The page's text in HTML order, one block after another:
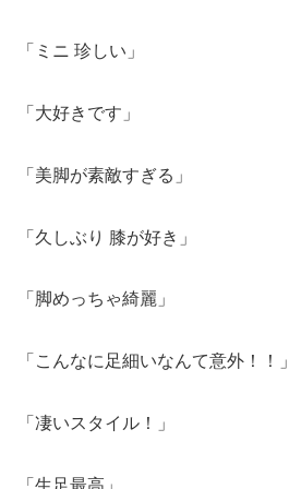
「ミニ 珍しい」
「大好きです」
「美脚が素敵すぎる」
「久しぶり 膝が好き」
「脚めっちゃ綺麗」
「こんなに足細いなんて意外！！」
「凄いスタイル！」
「生足最高」